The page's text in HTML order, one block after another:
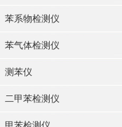
苯系物检测仪
苯气体检测仪
测苯仪
二甲苯检测仪